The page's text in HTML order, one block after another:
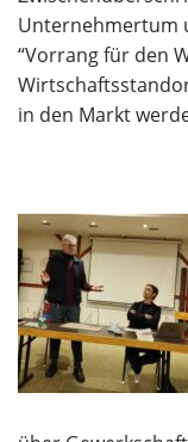
Unternehmertum
“Vorrang für den
in den Markt